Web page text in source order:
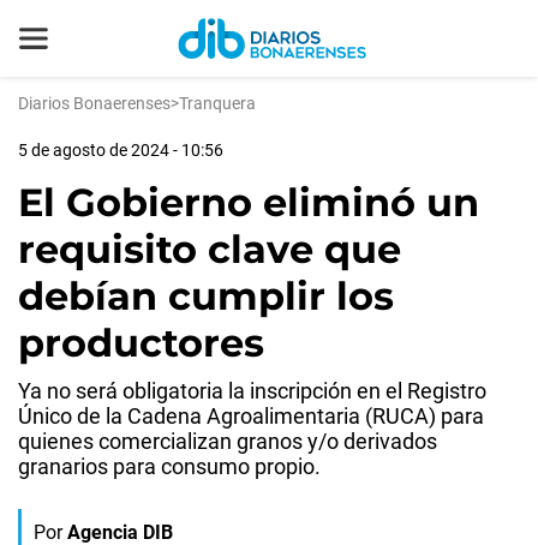
Diarios Bonaerenses>Tranquera
5 de agosto de 2024 - 10:56
El Gobierno eliminó un
requisito clave que
debían cumplir los
productores
Ya no será obligatoria la inscripción en el Registro
Único de la Cadena Agroalimentaria (RUCA) para
quienes comercializan granos y/o derivados
granarios para consumo propio.
Por Agencia DIB